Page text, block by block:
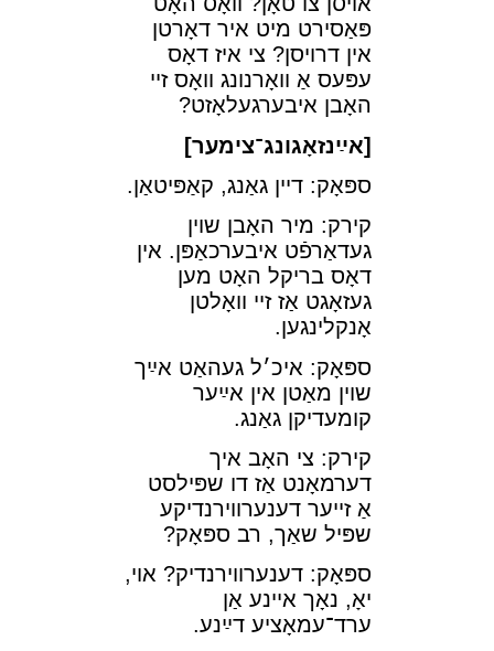
פּאַסירט מיט איר דאָרטן
אין דרױסן? צי איז דאָס
עפּעס אַ װאָרנונג װאָס זײ
האָבן איבערגעלאָזט?
[אײַנזאָגונג־צימער]
ספּאָק: דײן גאַנג, קאַפּיטאַן.
קירק: מיר האָבן שױן
געדאַרפֿט איבערכאַפּן. אין
דאָס בריקל האָט מען
געזאָגט אַז זײ װאָלטן
אָנקלינגען.
ספּאָק: איכ׳ל געהאַט אײַך
שױן מאַטן אין אײַער
קומעדיקן גאַנג.
קירק: צי האָב איך
דערמאָנט אַז דו שפּילסט
אַ זײער דענערװירנדיקע
שפּיל שאַך, רב ספּאָק?
ספּאָק: דענערװירנדיק? אױ,
יאָ, נאָך אײנע אַן
ערד־עמאָציע דײַנע.